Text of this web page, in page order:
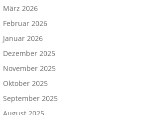
März 2026
Februar 2026
Januar 2026
Dezember 2025
November 2025
Oktober 2025
September 2025